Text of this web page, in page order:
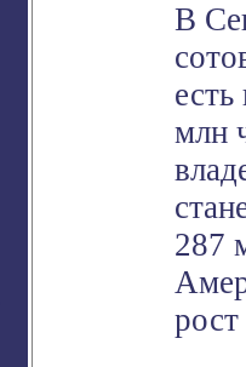
В
млн
287